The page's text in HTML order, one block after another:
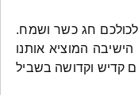
חג כשר ושמח.
המוציא אותנו
קדיש וקדושה בשביל